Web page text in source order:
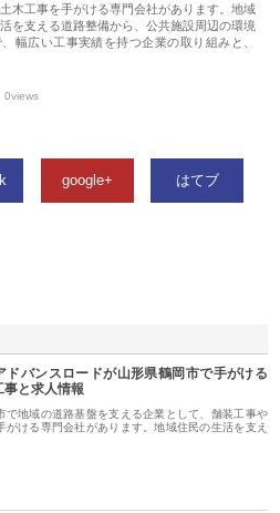
木工事を手がける専門会社があります。地域
を支える道路整備から、公共施設周辺の環境
幅広い工事実績を持つ企業の取り組みと、
0views
google+ はてブ
ドバンスロードが山形県鶴岡市で手がける
事と求人情報
で地域の道路基盤を支える企業として、舗装工事や
がける専門会社があります。地域住民の生活を支え